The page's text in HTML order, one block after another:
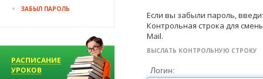
Если вы забыли пароль,
Контрольная строка для
Mail.
ВЫСЛАТЬ КОНТРОЛЬНУЮ СТРОКУ
Логин:
ЗАБЫЛ ПАРОЛЬ